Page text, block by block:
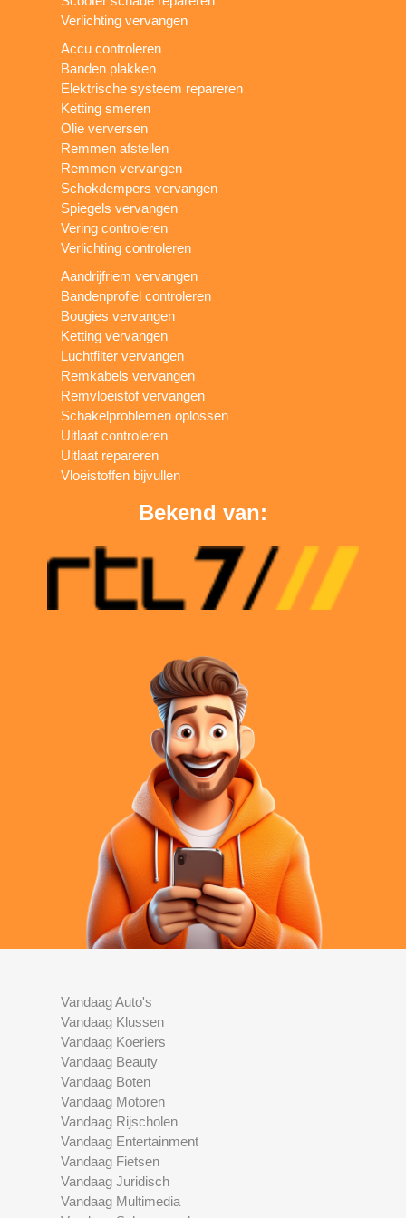
Verlichting vervangen
Accu controleren
Banden plakken
Elektrische systeem repareren
Ketting smeren
Olie verversen
Remmen afstellen
Remmen vervangen
Schokdempers vervangen
Spiegels vervangen
Vering controleren
Verlichting controleren
Aandrijfriem vervangen
Bandenprofiel controleren
Bougies vervangen
Ketting vervangen
Luchtfilter vervangen
Remkabels vervangen
Remvloeistof vervangen
Schakelproblemen oplossen
Uitlaat controleren
Uitlaat repareren
Vloeistoffen bijvullen
Bekend van:
Vandaag Auto's
Vandaag Klussen
Vandaag Koeriers
Vandaag Beauty
Vandaag Boten
Vandaag Motoren
Vandaag Rijscholen
Vandaag Entertainment
Vandaag Fietsen
Vandaag Juridisch
Vandaag Multimedia